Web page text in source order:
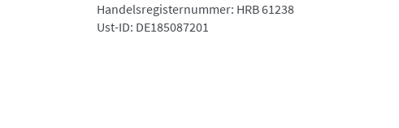
Handelsregisternummer: HRB 61238
Ust-ID: DE185087201